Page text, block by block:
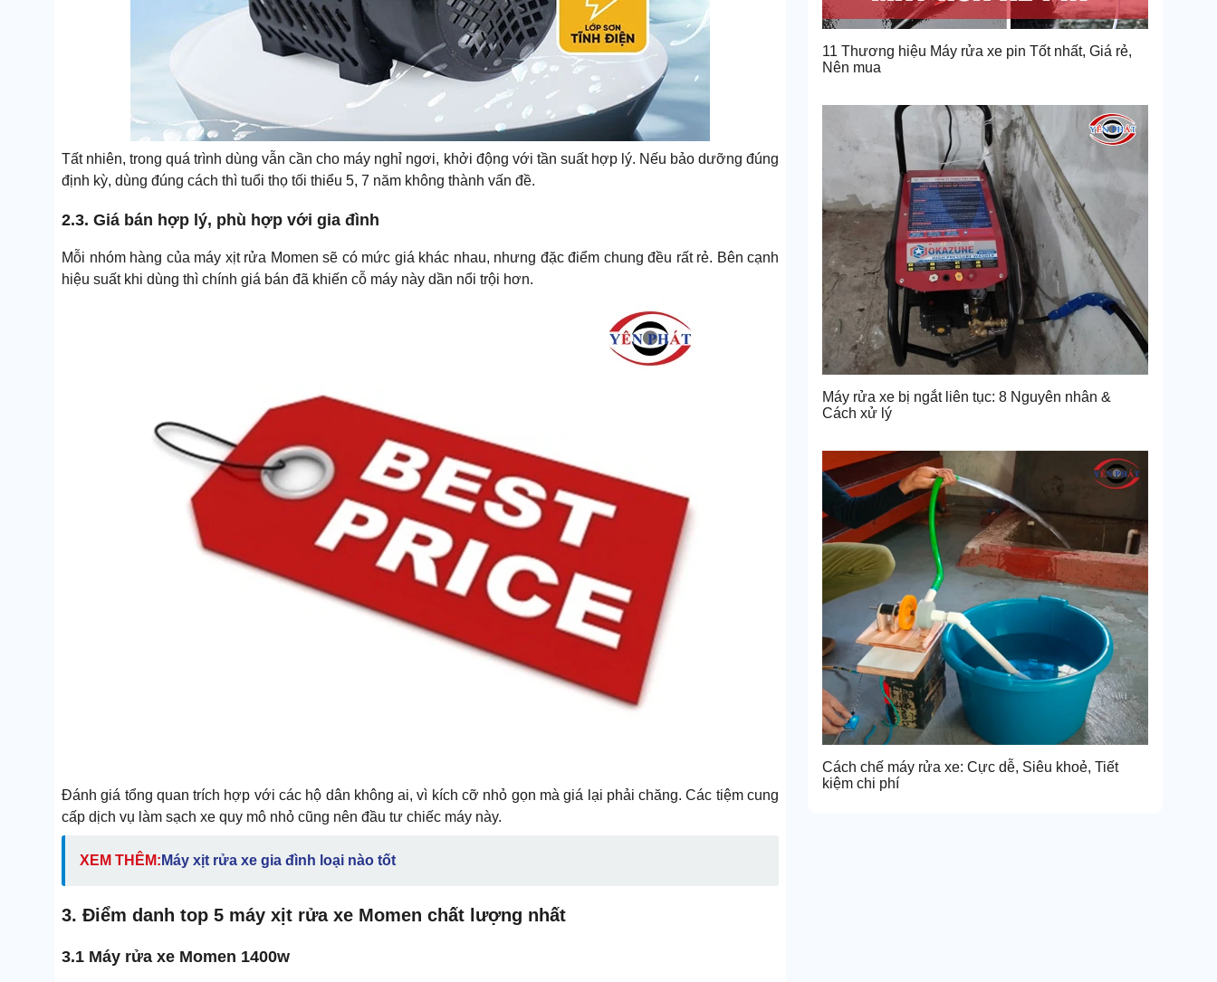
Tất nhiên, trong quá trình dùng vẫn cần cho máy nghỉ ngơi, khởi động với tần suất hợp lý. Nếu bảo dưỡng đúng
định kỳ, dùng đúng cách thì tuổi thọ tối thiểu 5, 7 năm không thành vấn đề.
2.3. Giá bán hợp lý, phù hợp với gia đình
Mỗi nhóm hàng của máy xịt rửa Momen sẽ có mức giá khác nhau, nhưng đặc điểm chung đều rất rẻ. Bên cạnh
hiệu suất khi dùng thì chính giá bán đã khiến cỗ máy này dần nổi trội hơn.
Đánh giá tổng quan trích hợp với các hộ dân không ai, vì kích cỡ nhỏ gọn mà giá lại phải chăng. Các tiệm cung
cấp dịch vụ làm sạch xe quy mô nhỏ cũng nên đầu tư chiếc máy này.
XEM THÊM: Máy xịt rửa xe gia đình loại nào tốt
3. Điểm danh top 5 máy xịt rửa xe Momen chất lượng nhất
3.1 Máy rửa xe Momen 1400w
11 Thương hiệu Máy rửa xe pin Tốt nhất, Giá rẻ,
Nên mua
Máy rửa xe bị ngắt liên tục: 8 Nguyên nhân &
Cách xử lý
Cách chế máy rửa xe: Cực dễ, Siêu khoẻ, Tiết
kiệm chi phí